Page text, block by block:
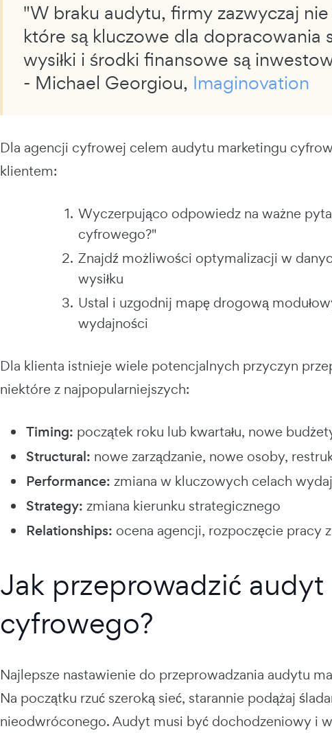
"W braku audytu, firmy zazwyczaj
które są kluczowe dla dopracowania
wysiłki i środki finansowe są
- Michael Georgiou, Imaginovation
Dla agencji cyfrowej celem audytu marketingu
klientem:
Wyczerpująco odpowiedz na ważne
cyfrowego?"
Znajdź możliwości optymalizacji w
wysiłku
Ustal i uzgodnij mapę drogową
wydajności
Dla klienta istnieje wiele potencjalnych przyczyn
niektóre z najpopularniejszych:
Timing: początek roku lub kwartału, nowe
Structural: nowe zarządzanie, nowe osoby,
Performance: zmiana w kluczowych celach
Strategy: zmiana kierunku strategicznego
Relationships: ocena agencji, rozpoczęcie pracy
Jak przeprowadzić
cyfrowego?
Najlepsze nastawienie do przeprowadzania audytu
Na początku rzuć szeroką sieć, starannie podążaj
nieodwróconego. Audyt musi być dochodzeniowy i